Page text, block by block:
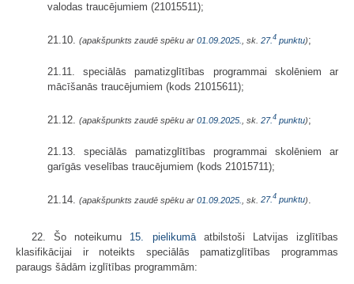
valodas traucējumiem (21015511);
21.10. (apakšpunkts zaudē spēku ar 01.09.2025. , sk. 27. 4 punktu);
21.11. speciālās pamatizglītības programmai skolēniem ar
mācīšanās traucējumiem (kods 21015611);
21.12. (apakšpunkts zaudē spēku ar 01.09.2025. , sk. 27. 4 punktu);
21.13. speciālās pamatizglītības programmai skolēniem ar
garīgās veselības traucējumiem (kods 21015711);
21.14. (apakšpunkts zaudē spēku ar 01.09.2025. , sk. 27. 4 punktu)
22. Šo noteikumu 15. pielikumāatbilstoši Latvijas izglītības
klasifikācijai ir noteikts speciālās pamatizglītības programmas
paraugs šādām izglītības programmām: